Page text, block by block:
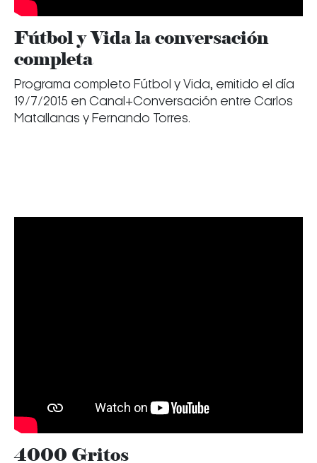
Fútbol y Vida la conversación
completa
Programa completo Fútbol y Vida, emitido el día
19/7/2015 en Canal+Conversación entre Carlos
Matallanas y Fernando Torres.
4000 Gritos